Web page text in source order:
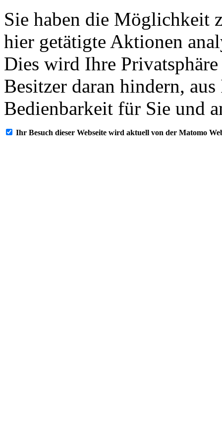
Sie haben die Möglichkeit
hier getätigte Aktionen
Dies wird Ihre
Besitzer daran hindern,
Bedienbarkeit für Sie und
Ihr Besuch dieser Webseite wird aktuell von der Matomo